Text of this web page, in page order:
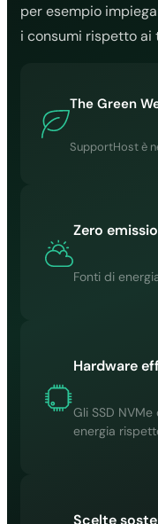
per esempio
i consumi rispetto ai
The Green
SupportHost è
Zero
Fonti di
Hardware
Gli SSD
energia
Scelte